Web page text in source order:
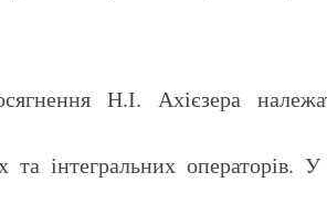
Н.І. Ахієзера
та інтегральних операторів.